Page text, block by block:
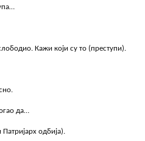
Кажи који су то (преступи).
да…
одбија).